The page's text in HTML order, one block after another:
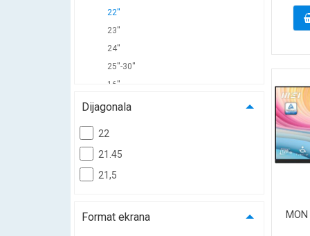
22''
23''
24''
25''-30''
16''
27''
34"
32"
31"
Touch Interactive
Dijagonala
22
21.45
21,5
Format ekrana